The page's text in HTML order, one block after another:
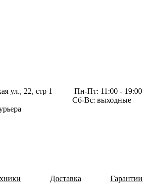
ул., 22, стр 1
Пн-Пт: 11:00 - 19:00
Сб-Вс: выходные
Доставка Гарантии